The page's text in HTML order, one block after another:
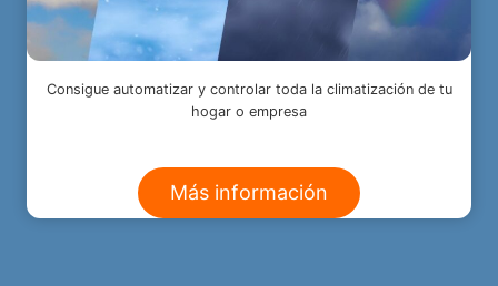
Consigue automatizar y controlar toda la climatización de tu
hogar o empresa
Más información